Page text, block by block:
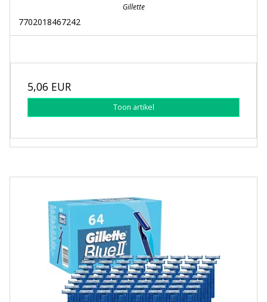
Gillette
7702018467242
5,06 EUR
Toon artikel